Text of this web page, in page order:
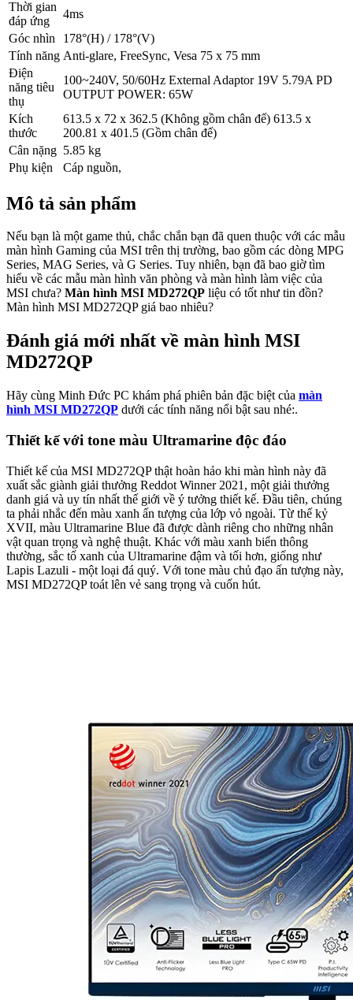
Thời gian
đáp ứng
4ms
Góc nhìn
178°(H) / 178°(V)
Tính năng Anti-glare, FreeSync, Vesa 75 x 75 mm
Điện
năng tiêu
thụ
100~240V, 50/60Hz External Adaptor 19V 5.79A PD
OUTPUT POWER: 65W
Kích
thước
613.5 x 72 x 362.5 (Không gồm chân đế) 613.5 x
200.81 x 401.5 (Gồm chân đế)
Cân nặng 5.85 kg
Phụ kiện
Cáp nguồn,
Mô tả sản phẩm
Nếu bạn là một game thủ, chắc chắn bạn đã quen thuộc với các mẫu
màn hình Gaming của MSI trên thị trường, bao gồm các dòng MPG
Series, MAG Series, và G Series. Tuy nhiên, bạn đã bao giờ tìm
hiểu về các mẫu màn hình văn phòng và màn hình làm việc của
MSI chưa? Màn hình MSI MD272QP liệu có tốt như tin đồn?
Màn hình MSI MD272QP giá bao nhiêu?
Đánh giá mới nhất về màn hình MSI
MD272QP
Hãy cùng Minh Đức PC khám phá phiên bản đặc biệt của màn
hình MSI MD272QP dưới các tính năng nổi bật sau nhé:.
Thiết kế với tone màu Ultramarine độc đáo
Thiết kế của MSI MD272QP thật hoàn hảo khi màn hình này đã
xuất sắc giành giải thưởng Reddot Winner 2021, một giải thưởng
danh giá và uy tín nhất thế giới về ý tưởng thiết kế. Đầu tiên, chúng
ta phải nhắc đến màu xanh ấn tượng của lớp vỏ ngoài. Từ thế kỷ
XVII, màu Ultramarine Blue đã được dành riêng cho những nhân
vật quan trọng và nghệ thuật. Khác với màu xanh biển thông
thường, sắc tố xanh của Ultramarine đậm và tối hơn, giống như
Lapis Lazuli - một loại đá quý. Với tone màu chủ đạo ấn tượng này,
MSI MD272QP toát lên vẻ sang trọng và cuốn hút.